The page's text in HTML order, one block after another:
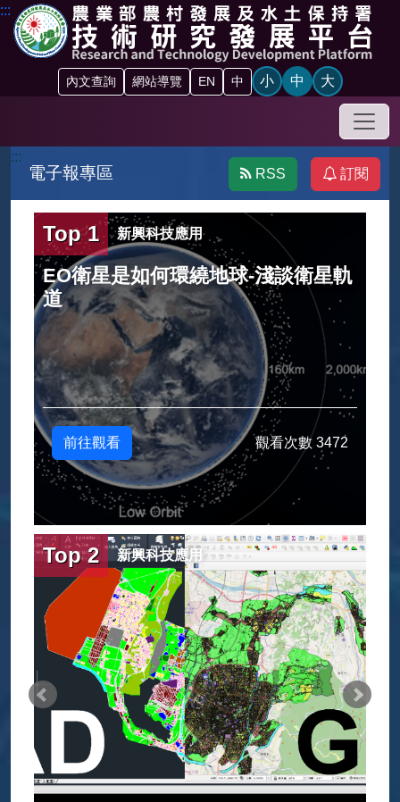
跳到主要內容區塊
內文查詢 網站導覽 EN 中 小 中 大
手機
:::
電子報專區 RSS 訂閱
:::
Top 1 新興科技應用
EO衛星是如何環繞地球-淺談衛星軌
道
前往觀看 觀看次數 3472
Top 2 新興科技應用